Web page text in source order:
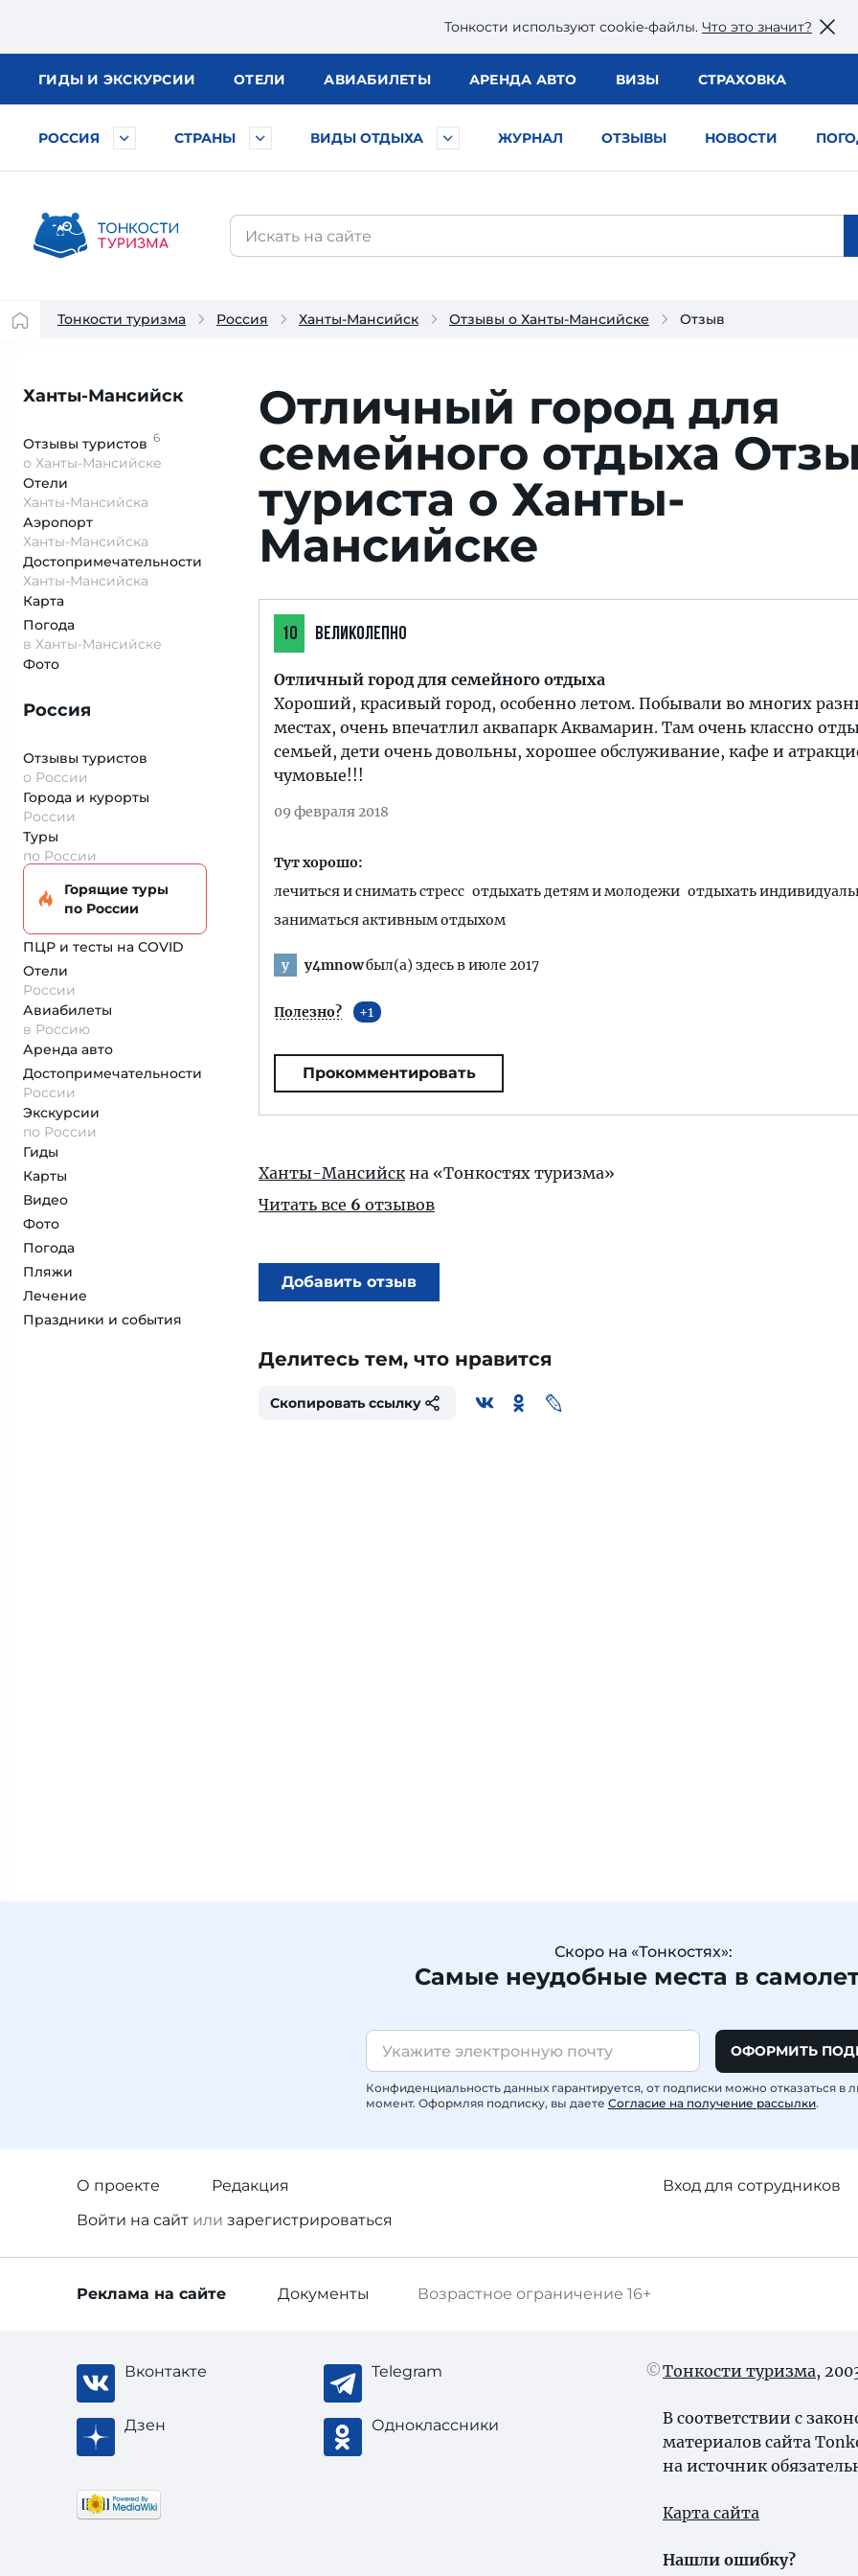
Тонкости используют сookie-файлы. Что это значит?
ГИДЫ И ЭКСКУРСИИ ОТЕЛИ АВИАБИЛЕТЫ АРЕНДА АВТО ВИЗЫ СТРАХОВКА
РОССИЯ СТРАНЫ ВИДЫ ОТДЫХА ЖУРНАЛ ОТЗЫВЫ НОВОСТИ
Тонкости туризма Россия Ханты-Мансийск Отзывы о Ханты-Мансийске Отзыв
Ханты-Мансийск
Отзывы туристов 6
о Ханты-Мансийске
Отели
Ханты-Мансийска
Аэропорт
Ханты-Мансийска
Достопримеча­тельности
Ханты-Мансийска
Карта
Погода
в Ханты-Мансийске
Фото
Россия
Отзывы туристов
о России
Города и курорты
России
Туры
по России
Горящие туры
по России
ПЦР и тесты на COVID
Отели
России
Авиабилеты
в Россию
Аренда авто
Достопримеча­тельности
России
Экскурсии
по России
Гиды
Карты
Видео
Фото
Погода
Пляжи
Лечение
Праздники и события
Отличный город для
семейного отдыха
туриста о Ханты-
Мансийске
10 ВЕЛИКОЛЕПНО
Отличный город для семейного отдыха
Хороший, красивый город, особенно летом. Побывали во многих
местах, очень впечатлил аквапарк Аквамарин. Там очень классно
семьей, дети очень довольны, хорошее обслуживание, кафе и
чумовые!!!
09 февраля 2018
Тут хорошо:
лечиться и снимать стресс отдыхать детям и молодежи отдыхать
заниматься активным отдыхом
y y4mnowбыл(а) здесь в июле 2017
Полезно? 1
Прокомментировать
Ханты-Мансийскна «Тонкостях туризма»
Читать все 6 отзывов
Добавить отзыв
Делитесь тем, что нравится
Скопировать ссылку
Скоро на «Тонкостях»:
Самые неудобные места в
ОФОРМИТЬ
Конфиденциальность данных гарантируется, от подписки можно отказаться в
момент. Оформляя подписку, вы даете Согласие на получение рассылки.
О проекте
Редакция
Войти на сайт или зарегистрироваться
Вход для сотрудников
Возрастное ограничение 16+
Реклама на сайте Документы
Вконтакте Telegram
Дзен Одноклассники
Тонкости туризма,
В соответствии с
материалов сайта
на источник
Карта сайта
Нашли ошибку?